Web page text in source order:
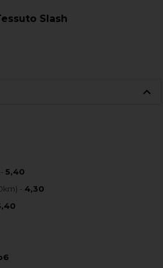
Slash
-5,40
- 4,30